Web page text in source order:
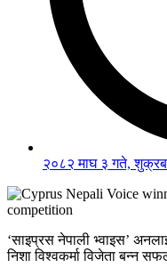
२०८२ माघ ३ गते,
‘साइप्रस नेपाली भ्वाइस’
निशा विश्वकर्मा विजेता बन्न